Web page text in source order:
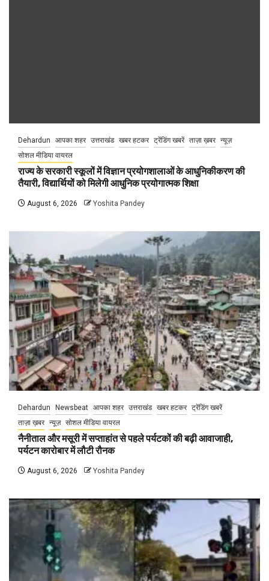
Dehardun आपका शहर उत्तराखंड खबर हटकर ट्रेंडिंग खबरें ताज़ा ख़बर न्यूज़
सोशल मीडिया वायरल
राज्य के सरकारी स्कूलों में विज्ञान प्रयोगशालाओं के आधुनिकीकरण की
तैयारी, विद्यार्थियों को मिलेगी आधुनिक प्रयोगात्मक शिक्षा
August 6, 2026 Yoshita Pandey
Dehardun Newsbeat आपका शहर उत्तराखंड खबर हटकर ट्रेंडिंग खबरें
ताज़ा ख़बर न्यूज़ सोशल मीडिया वायरल
नैनीताल और मसूरी में सप्ताहांत से पहले पर्यटकों की बढ़ी आवाजाही,
पर्यटन कारोबार में लौटी रौनक
August 6, 2026 Yoshita Pandey